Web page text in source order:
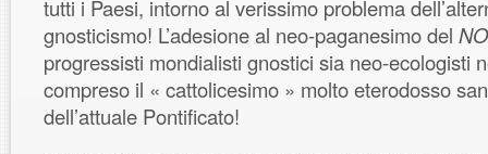
tutti i Paesi, intorno al verissimo problema
gnosticismo! L’adesione al neo-paganesimo del
progressisti mondialisti gnostici sia neo-ecologisti
compreso il « cattolicesimo » molto eterodosso
dell’attuale Pontificato!